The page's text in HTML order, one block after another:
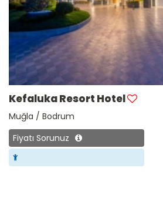
Kefaluka Resort Hotel
Muğla / Bodrum
Fiyatı Sorunuz